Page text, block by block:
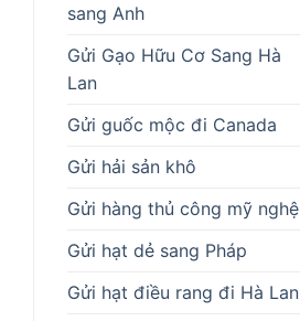
sang Anh
Gửi Gạo Hữu Cơ Sang Hà
Lan
Gửi guốc mộc đi Canada
Gửi hải sản khô
Gửi hàng thủ công mỹ nghệ
Gửi hạt dẻ sang Pháp
Gửi hạt điều rang đi Hà Lan